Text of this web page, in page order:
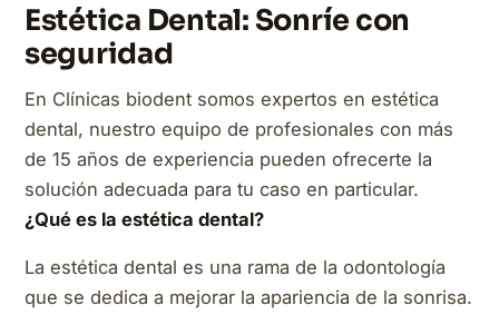
Estética Dental: Sonríe con
seguridad
En Clínicas biodent somos expertos en estética
dental, nuestro equipo de profesionales con más
de 15 años de experiencia pueden ofrecerte la
solución adecuada para tu caso en particular.
¿Qué es la estética dental?
La estética dental es una rama de la odontología
que se dedica a mejorar la apariencia de la sonrisa.